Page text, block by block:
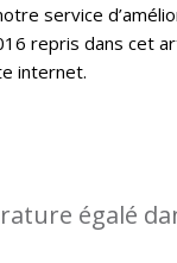
service
repris dans cet
internet.
égalé